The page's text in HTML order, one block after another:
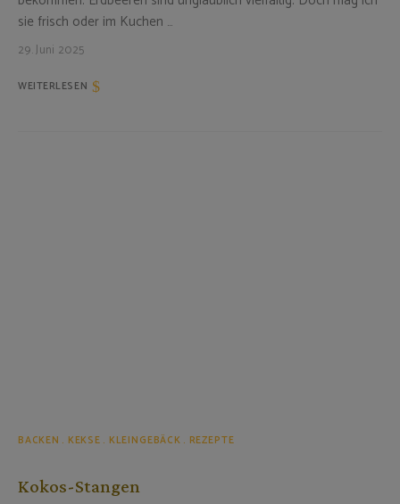
sie frisch oder im Kuchen …
29. Juni 2025
WEITERLESEN
BACKEN KEKSE KLEINGEBÄCK REZEPTE
Kokos-Stangen